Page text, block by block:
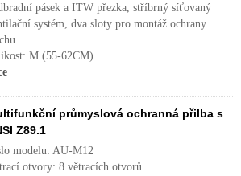
pásek a ITW přezka, stříbrný síťovaný
systém, dva sloty pro montáž ochrany
M (55-62CM)
průmyslová ochranná přilba s
Z89.1
modelu: AU-M12
otvory: 8 větracích otvorů